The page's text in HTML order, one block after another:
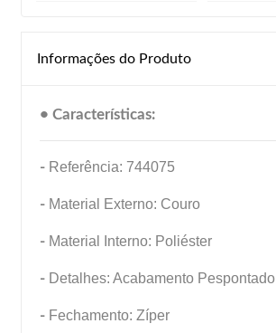
Informações do Produto
• Características:
- Referência: 744075
- Material Externo: Couro
- Material Interno: Poliéster
- Detalhes: Acabamento Pespontado
- Fechamento: Zíper